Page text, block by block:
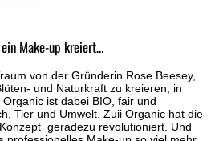
Make-up kreiert…
von der Gründerin Rose Beesey,
und Naturkraft zu kreieren, in
ist dabei BIO, fair und
Tier und Umwelt. Zuii Organic hat die
geradezu revolutioniert. Und